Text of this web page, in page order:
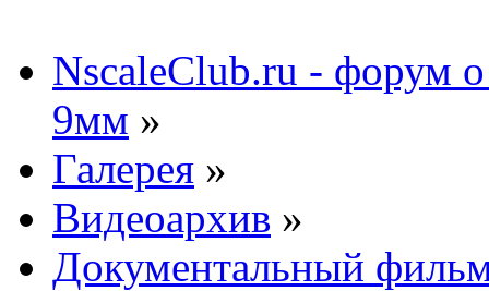
NscaleClub.ru - форум
9мм »
Галерея »
Видеоархив »
Документальный